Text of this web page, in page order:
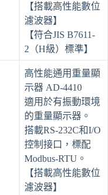
【搭載高性能數位
濾波器】
【符合JIS B7611-
2（H級）標準】
高性能通用重量顯
示器 AD-4410
適用於有振動環境
的重量顯示器。
搭載RS-232C和I/O
控制接口，標配
Modbus-RTU。
【搭載高性能數位
濾波器】